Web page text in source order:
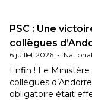
PSC : Une
collègues
6 juillet 2026 - National
Enfin ! Le
collègues
obligatoire était